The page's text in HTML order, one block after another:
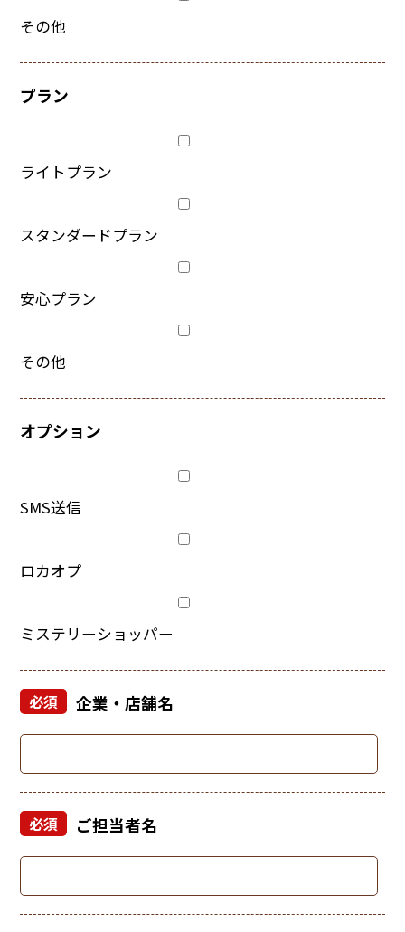
その他
プラン
ライトプラン
スタンダードプラン
安心プラン
その他
オプション
SMS送信
ロカオプ
ミステリーショッパー
企業・店舗名
必須
ご担当者名
必須